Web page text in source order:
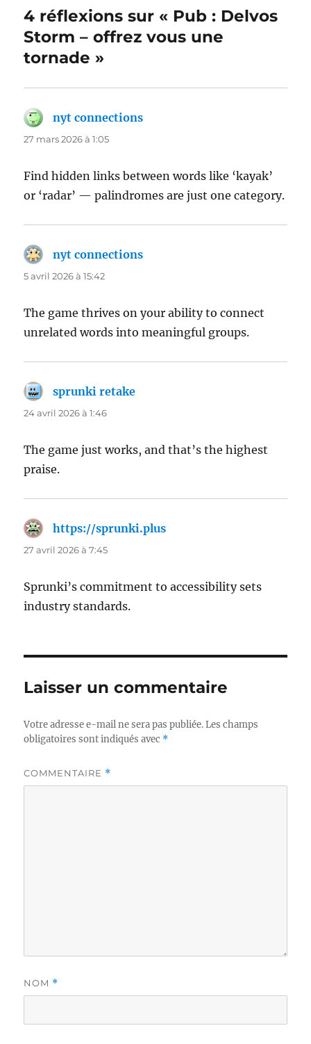
4 réflexions sur « Pub : Delvos
Storm – offrez vous une
tornade »
nyt connections
27 mars 2026 à 1:05
Find hidden links between words like ‘kayak’
or ‘radar’ — palindromes are just one category.
nyt connections
5 avril 2026 à 15:42
The game thrives on your ability to connect
unrelated words into meaningful groups.
sprunki retake
24 avril 2026 à 1:46
The game just works, and that’s the highest
praise.
https://sprunki.plus
27 avril 2026 à 7:45
Sprunki’s commitment to accessibility sets
industry standards.
Laisser un commentaire
Votre adresse e-mail ne sera pas publiée. Les champs
obligatoires sont indiqués avec *
COMMENTAIRE *
NOM *